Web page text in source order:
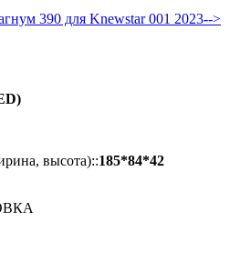
390 для Knewstar 001 2023-->
высота)::185*84*42